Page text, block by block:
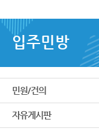
입주민방
민원/건의
자유게시판